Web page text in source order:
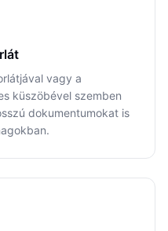
vagy a
küszöbével szemben
dokumentumokat is